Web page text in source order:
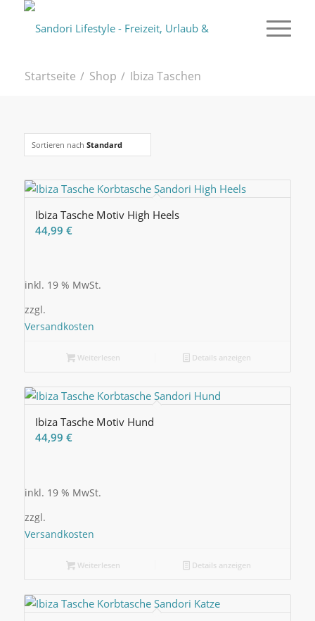
Startseite / Shop / Ibiza Taschen
Sortieren nach Standard
Ibiza Tasche Motiv High Heels
44,99 €
inkl. 19 % MwSt.
zzgl.
Versandkosten
Weiterlesen Details anzeigen
Ibiza Tasche Motiv Hund
44,99 €
inkl. 19 % MwSt.
zzgl.
Versandkosten
Weiterlesen Details anzeigen